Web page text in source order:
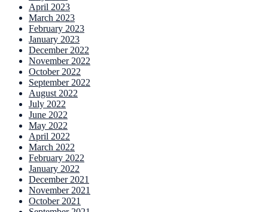
April 2023
March 2023
February 2023
January 2023
December 2022
November 2022
October 2022
September 2022
August 2022
July 2022
June 2022
May 2022
April 2022
March 2022
February 2022
January 2022
December 2021
November 2021
October 2021